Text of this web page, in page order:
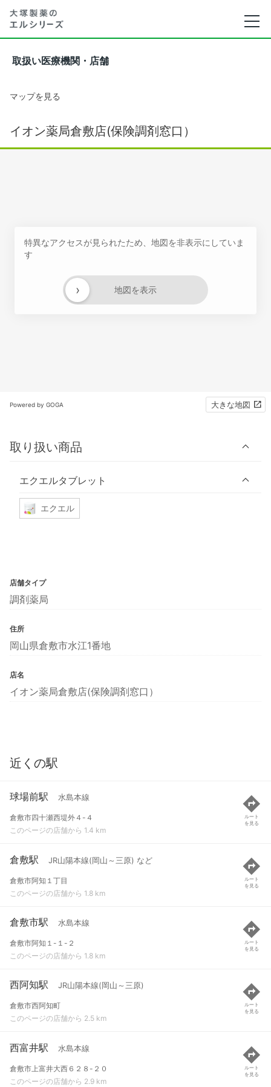
取扱い医療機関・店舗
マップを見る
イオン薬局倉敷店(保険調剤窓口）
特異なアクセスが見られたため、地図を非表示にしていま
す
地図を表示
›
Powered by GOGA 大きな地図
取り扱い商品
エクエルタブレット
エクエル
店舗タイプ
調剤薬局
住所
岡山県倉敷市水江1番地
店名
イオン薬局倉敷店(保険調剤窓口）
近くの駅
球場前駅 水島本線
倉敷市四十瀬西堤外４-４
このページの店舗から 1.4 km
ルート
を見る
倉敷駅 JR山陽本線(岡山～三原) など
倉敷市阿知１丁目
このページの店舗から 1.8 km
ルート
を見る
倉敷市駅 水島本線
倉敷市阿知１-１-２
このページの店舗から 1.8 km
ルート
を見る
西阿知駅 JR山陽本線(岡山～三原)
倉敷市西阿知町
このページの店舗から 2.5 km
ルート
を見る
西富井駅 水島本線
倉敷市上富井大西６２８-２０
このページの店舗から 2.9 km
ルート
を見る